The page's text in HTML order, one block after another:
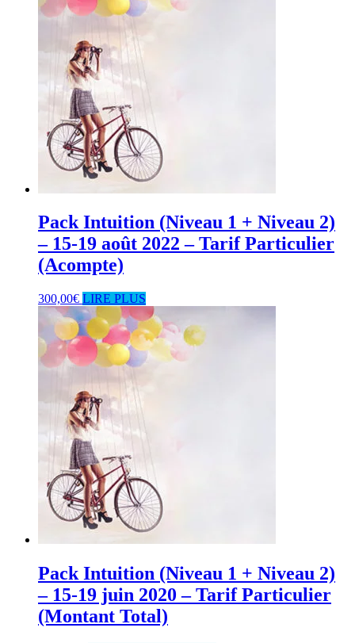
Pack Intuition (Niveau 1 + Niveau 2)
– 15-19 août 2022 – Tarif Particulier
(Acompte)
300,00€ LIRE PLUS
Pack Intuition (Niveau 1 + Niveau 2)
– 15-19 juin 2020 – Tarif Particulier
(Montant Total)